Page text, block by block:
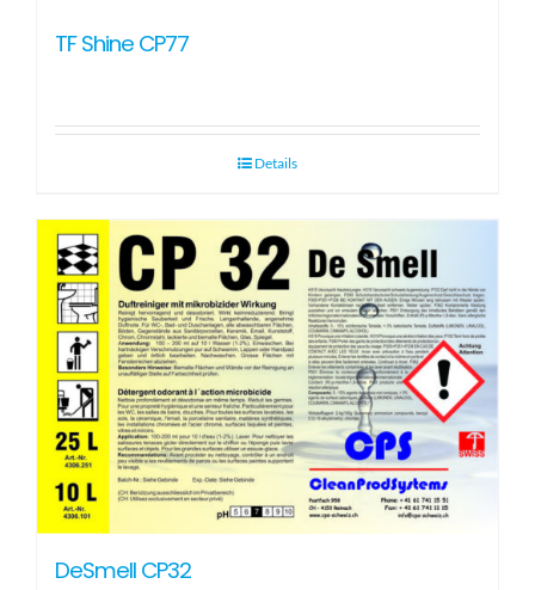
TF Shine CP77
Details
DeSmell CP32